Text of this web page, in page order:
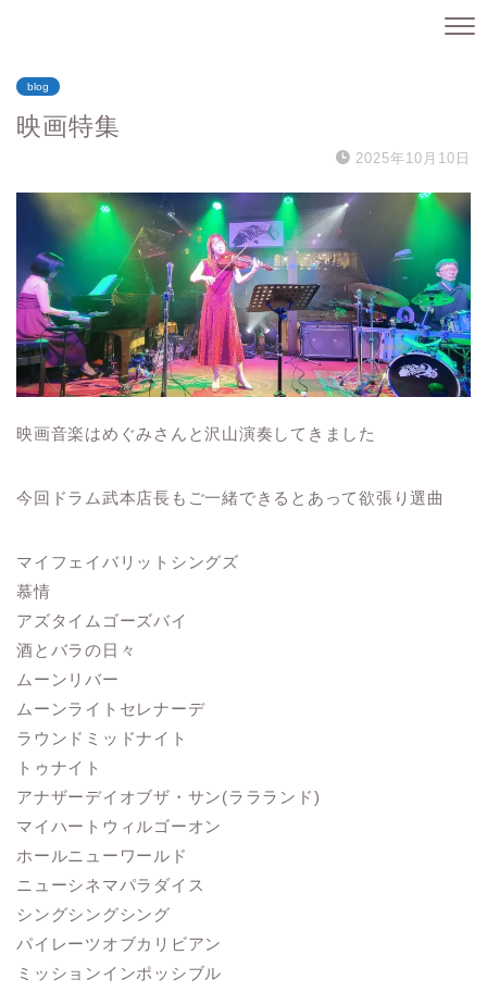
blog
映画特集
2025年10月10日
映画音楽はめぐみさんと沢山演奏してきました
今回ドラム武本店長もご一緒できるとあって欲張り選曲
マイフェイバリットシングズ
慕情
アズタイムゴーズバイ
酒とバラの日々
ムーンリバー
ムーンライトセレナーデ
ラウンドミッドナイト
トゥナイト
アナザーデイオブザ・サン(ララランド)
マイハートウィルゴーオン
ホールニューワールド
ニューシネマパラダイス
シングシングシング
パイレーツオブカリビアン
ミッションインポッシブル